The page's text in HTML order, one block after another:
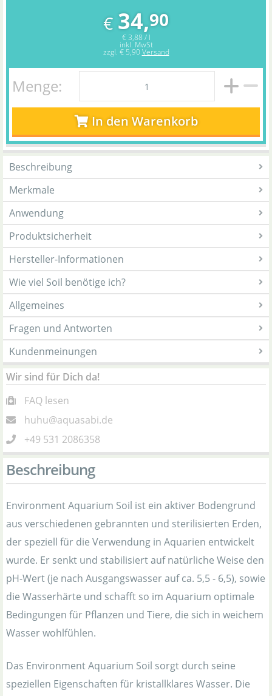
€ 34,90
€ 3,88 / l
inkl. MwSt
zzgl. € 5,90 Versand
Menge:
In den Warenkorb
Beschreibung
Merkmale
Anwendung
Produktsicherheit
Hersteller-Informationen
Wie viel Soil benötige ich?
Allgemeines
Fragen und Antworten
Kundenmeinungen
Wir sind für Dich da!
FAQ lesen
huhu@aquasabi.de
+49 531 2086358
Beschreibung
Environment Aquarium Soil ist ein aktiver Bodengrund
aus verschiedenen gebrannten und sterilisierten Erden,
der speziell für die Verwendung in Aquarien entwickelt
wurde. Er senkt und stabilisiert auf natürliche Weise den
pH-Wert (je nach Ausgangswasser auf ca. 5,5 - 6,5), sowie
die Wasserhärte und schafft so im Aquarium optimale
Bedingungen für Pflanzen und Tiere, die sich in weichem
Wasser wohlfühlen.
Das Environment Aquarium Soil sorgt durch seine
speziellen Eigenschaften für kristallklares Wasser. Die